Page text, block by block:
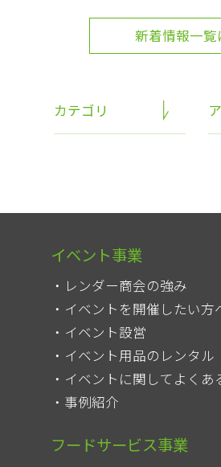
カテゴリ
新着情報一覧
イベント事業
レンダー商会の強み
イベントを開催したい方
イベント設営
イベント用品のレンタル
イベントに関してよくあ
事例紹介
フードサービス事業